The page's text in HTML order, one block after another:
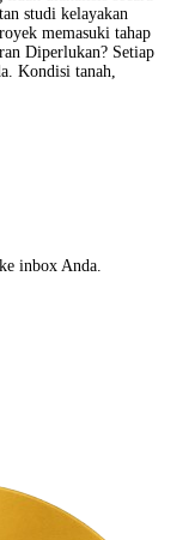
studi kelayakan
memasuki tahap
Diperlukan? Setiap
Kondisi tanah,
inbox Anda.